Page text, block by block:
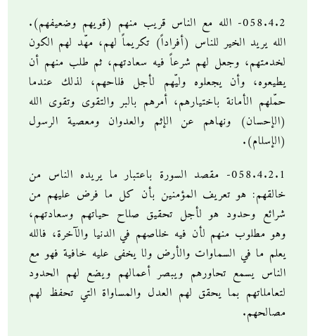
058.4.2- الله مع الناس قريب منهم (قويهم وضعيفهم).
الله يريد الخير للناس (أفراداً) تكريماً لهم، مهّد لهم الكون
لخدمتهم، وجعل لهم شرعاً فيه سعادتهم، ثم طلب منهم أن
يطيعوه، وأن يجعلوه وليّهم لأجل فلاحهم، لذلك عندما
حمّلهم الأمانة باختيارهم، أمرهم بالبر والتقوى وتقوى الله
(الإحسان) ونهاهم عن الإثم والعدوان ومعصية الرسول
(الإسلام).
058.4.2.1- مقصد السورة باعتبار ما يريده الناس من
خالقهم: هو تعريف المؤمنين بأن كل ما فرض عليهم من
شرائع وحدود هو لأجل تحقيق صلاح حياتهم وسعادتهم،
وهو مطلوب منهم لأن فيه خلاصهم في الدنيا والآخرة، فالله
يعلم ما في السماوات والأرض ولا يخفى عليه خافية فهو مع
الناس يسمع تحاورهم ويبصر أعمالهم ويضع لهم الحدود
لتعاملاتهم بما يحقق لهم العدل والمساواة التي تحفظ لهم
مصالحهم.